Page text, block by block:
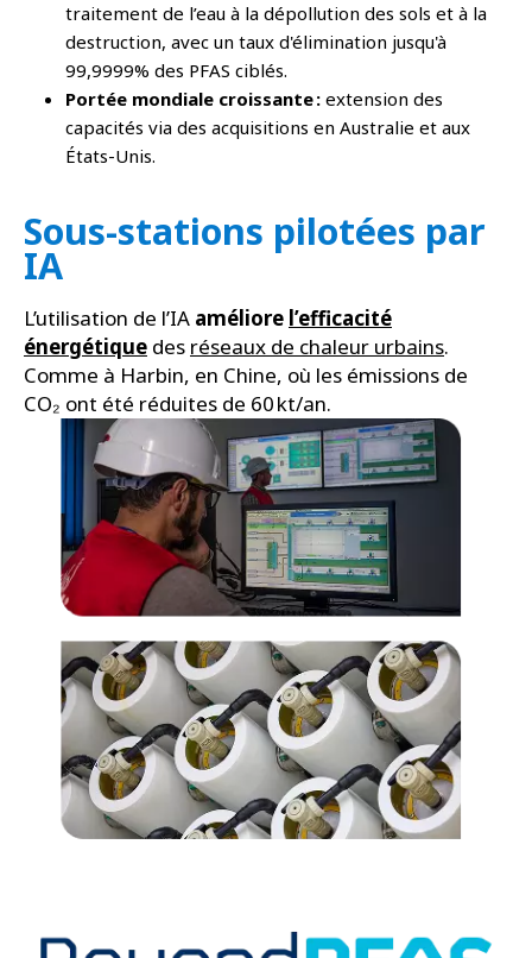
traitement de l’eau à la dépollution des sols et à la
destruction, avec un taux d'élimination jusqu'à
99,9999% des PFAS ciblés.
Portée mondiale croissante : extension des
capacités via des acquisitions en Australie et aux
États-Unis.
Sous-stations pilotées par
IA
L’utilisation de l’IA améliore l’efficacité
énergétique des réseaux de chaleur urbains.
Comme à Harbin, en Chine, où les émissions de
CO₂ ont été réduites de 60 kt/an.